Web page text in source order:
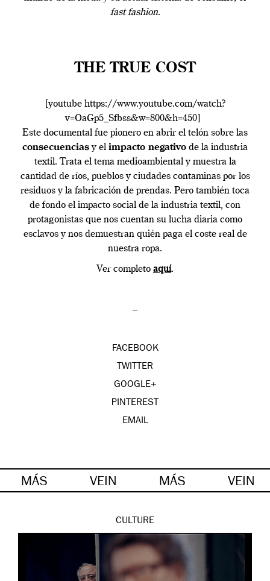
fast fashion.
THE TRUE COST
[youtube https://www.youtube.com/watch?
v=OaGp5_Sfbss&w=800&h=450]
Este documental fue pionero en abrir el telón sobre las
consecuenciasy el impacto negativo de la industria
textil. Trata el tema medioambiental y muestra la
cantidad de ríos, pueblos y ciudades contaminas por los
residuos y la fabricación de prendas. Pero también toca
de fondo el impacto social de la industria textil, con
protagonistas que nos cuentan su lucha diaria como
esclavos y nos demuestran quién paga el coste real de
nuestra ropa.
Ver completo aquí.
–
FACEBOOK
TWITTER
GOOGLE+
PINTEREST
EMAIL
MÁS VEIN MÁS VEIN
CULTURE